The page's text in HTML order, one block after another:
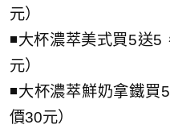
元）
◾大杯濃萃美式買5送
元）
◾大杯濃萃鮮奶拿鐵
價30元）